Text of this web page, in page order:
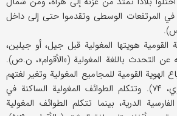
في المرتفعات الوسطى وتقدموا حتى إلى داخل
هويتها المغولية قبل جيل، أو جيلين،
التحدث باللغة المغولية («الأقوام»، ن.ص).
الهوية القومية للمجاميع المغولية وتغير لغتهم
بدأ منذ القرن ۱۹م (دوپري، ۷۴). وتتكلم الطوائف المغولية الساكنة في
الدرية، بينما تتكلم الطوائف المغولية